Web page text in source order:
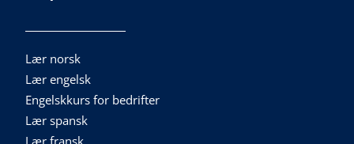
Lær norsk
Lær engelsk
Engelskkurs for bedrifter
Lær spansk